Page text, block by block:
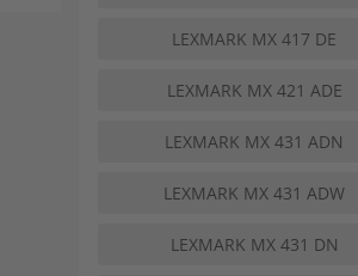
LEXMARK MX 417 DE
LEXMARK MX 421 ADE
LEXMARK MX 431 ADN
LEXMARK MX 431 ADW
LEXMARK MX 431 DN